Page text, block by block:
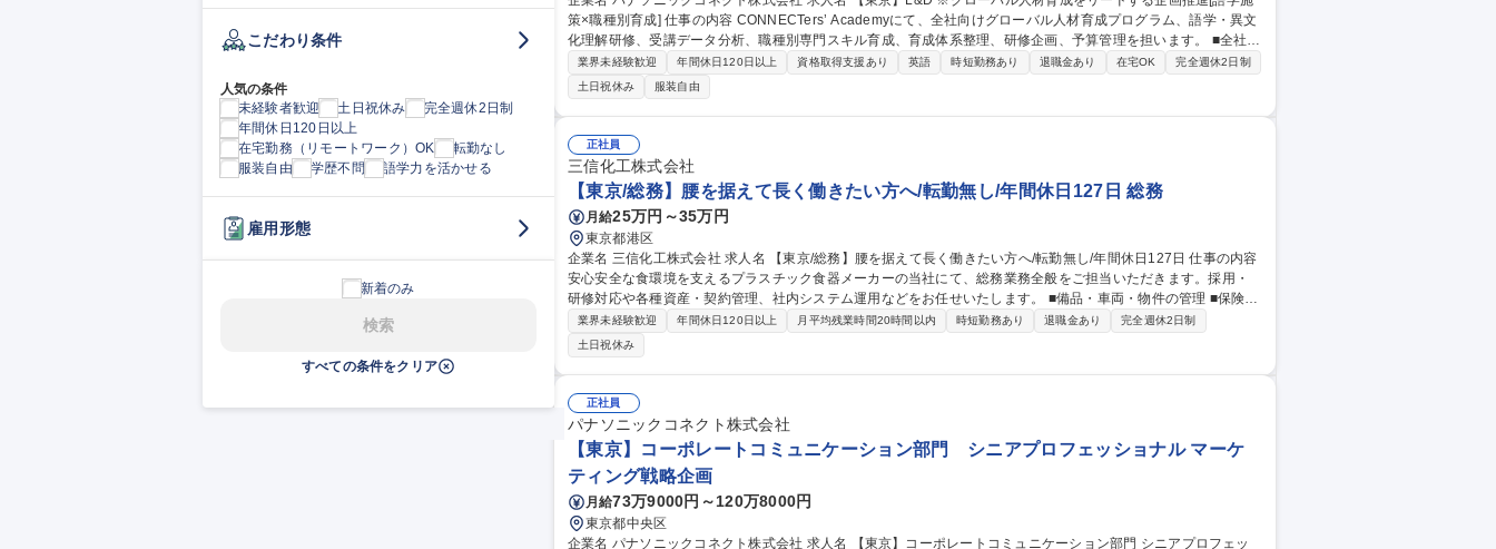
こだわり条件
人気の条件
未経験者歓迎
土日祝休み
完全週休2日制
年間休日120日以上
在宅勤務（リモートワーク）OK
転勤なし
服装自由
学歴不問 語学力を活かせる
雇用形態
新着のみ
検索
すべての条件をクリア
策×職種別育成] 仕事の内容 CONNECTers’ Academyにて、全社向けグローバル人材育成プログラム、語学・異文
化理解研修、受講データ分析、職種別専門スキル育成、育成体系整理、研修企画、予算管理を担います。 ■全社向
けグローバル人材育成プログラムの企画、運営 ■外部パートナー、各事業部と連携した受講促進、施策設計、イベ
ント企画 ■受講状況、語学レベル、学習データ分析による施策改善 ■異文化理解や英語を業務で使う力を高める研
修企画 ■職種別人材育成担当者との育成方針、体系整理 ■職種別専門スキル育成の研修企画、予算計画、管理 【仕
事の魅力】語学と専門性の両面から事業現場の成果創出を支援できます。 募集職種 【東京】L&D ※グローバル人
材育成をリードする企画推進[語学施策×職種別育成]
業界未経験歓迎 年間休日120日以上 資格取得支援あり 英語 時短勤務あり 退職金あり 在宅OK
完全週休2日制
土日祝休み
服装自由
正社員
三信化工株式会社
【東京/総務】腰を据えて長く働きたい方へ/転勤無し/年間休日127日 総務
月給25万円～35万円
東京都港区
企業名 三信化工株式会社 求人名 【東京/総務】腰を据えて長く働きたい方へ/転勤無し/年間休日127日 仕事の内容
安心安全な食環境を支えるプラスチック食器メーカーの当社にて、総務業務全般をご担当いただきます。採用・
研修対応や各種資産・契約管理、社内システム運用などをお任せいたします。 ■備品・車両・物件の管理 ■保険や
契約書の管理■採用や研修の企画運営 ■社内システムの管理や行事運営 等 【入社社直後】入社後はOJTを中心に、
既存メンバーが業務をフォロー。段階的に上記業務をお任せいたします。 将来的には、部署の中核を担う存在へ
業界未経験歓迎 年間休日120日以上 月平均残業時間20時間以内 時短勤務あり 退職金あり
完全週休2日制
土日祝休み
正社員
パナソニックコネクト株式会社
【東京】コーポレートコミュニケーション部門 シニアプロフェッショナル マーケ
ティング戦略企画
月給73万9000円～120万8000円
東京都中央区
企業名 パナソニックコネクト株式会社 求人名 【東京】コーポレートコミュニケーション部門 シニアプロフェッ